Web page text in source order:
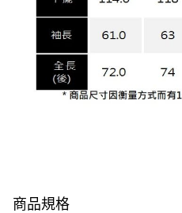
商品規格